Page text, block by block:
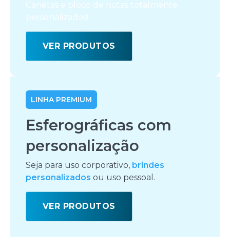
Canetas e bloco de notas totalmente
personalizados!
VER PRODUTOS
LINHA PREMIUM
Esferográficas com
personalização
Seja para uso corporativo, brindes
personalizados ou uso pessoal.
VER PRODUTOS